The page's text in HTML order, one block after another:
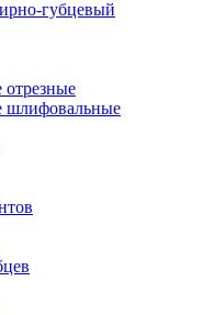
губцевый
отрезные
шлифовальные